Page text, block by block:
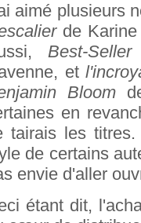
aimé plusieurs
de
Best-Seller
et
Bloom
en
tairais les
de certains
envie d'aller
étant dit,